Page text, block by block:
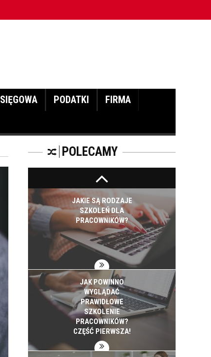
wysokościowych - cz. I
PODATKI
FIRMA
POLECAMY
JAKIE SĄ RODZAJE
SZKOLEŃ DLA
PRACOWNIKÓW?
JAK POWINNO
WYGLĄDAĆ
PRAWIDŁOWE
SZKOLENIE
PRACOWNIKÓW?
CZĘŚĆ PIERWSZA!